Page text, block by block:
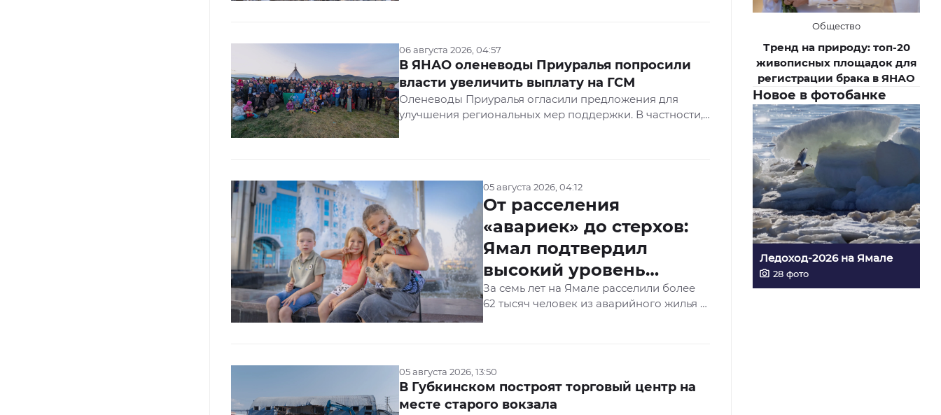
06 августа 2026, 04:57
В ЯНАО оленеводы Приуралья попросили
власти увеличить выплату на ГСМ
Оленеводы Приуралья огласили предложения для
улучшения региональных мер поддержки. В частности,
05 августа 2026, 04:12
От расселения
«авариек» до стерхов:
Ямал подтвердил
высокий уровень
устойчивого развития
За семь лет на Ямале расселили более
62 тысяч человек из аварийного жилья и
по этому показателю первое место в
УрФО. Соответствующие данные
представлены в ежегодном отчете об
05 августа 2026, 13:50
В Губкинском построят торговый центр на
месте старого вокзала
Общество
Тренд на природу: топ-20
живописных площадок для
регистрации брака в ЯНАО
Новое в фотобанке
Ледоход-2026 на Ямале
28 фото